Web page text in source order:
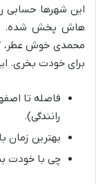
این شهرها حسابی
هاش پخش شده. می
محمدی خوش عطر،
برای خودت بخری.
رانندگی).
بهترین زمان
چی با خودت